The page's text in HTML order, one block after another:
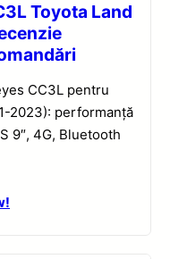
Toyota Land
CC3L pentru
2023): performanță
9″, 4G, Bluetooth